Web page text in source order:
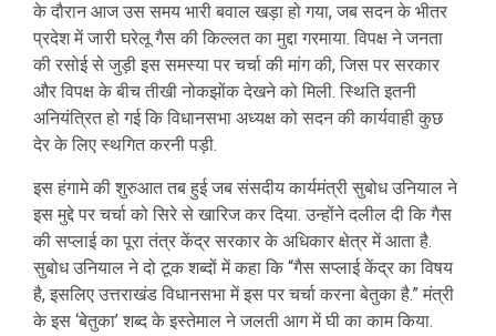
के दौरान आज उस समय भारी बवाल खड़ा हो गया, जब सदन के भीतर
प्रदेश में जारी घरेलू गैस की किल्लत का मुद्दा गरमाया. विपक्ष ने जनता
की रसोई से जुड़ी इस समस्या पर चर्चा की मांग की, जिस पर सरकार
और विपक्ष के बीच तीखी नोकझोंक देखने को मिली. स्थिति इतनी
अनियंत्रित हो गई कि विधानसभा अध्यक्ष को सदन की कार्यवाही कुछ
देर के लिए स्थगित करनी पड़ी.
इस हंगामे की शुरुआत तब हुई जब संसदीय कार्यमंत्री सुबोध उनियाल ने
इस मुद्दे पर चर्चा को सिरे से खारिज कर दिया. उन्होंने दलील दी कि गैस
की सप्लाई का पूरा तंत्र केंद्र सरकार के अधिकार क्षेत्र में आता है.
सुबोध उनियाल ने दो टूक शब्दों में कहा कि “गैस सप्लाई केंद्र का विषय
है, इसलिए उत्तराखंड विधानसभा में इस पर चर्चा करना बेतुका है.” मंत्री
के इस ‘बेतुका’ शब्द के इस्तेमाल ने जलती आग में घी का काम किया.